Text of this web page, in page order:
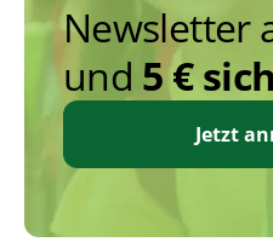
Newsletter
und 5 €
Jetzt